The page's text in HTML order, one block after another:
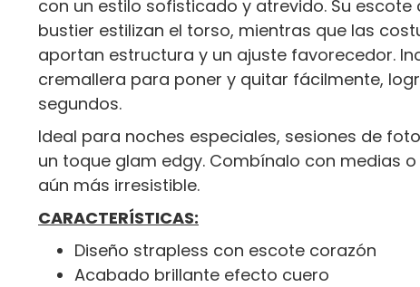
con un estilo sofisticado y atrevido. Su
bustier estilizan el torso, mientras que las
aportan estructura y un ajuste favorecedor.
cremallera para poner y quitar fácilmente,
segundos.
Ideal para noches especiales, sesiones de
un toque glam edgy. Combínalo con medias
aún más irresistible.
CARACTERÍSTICAS:
Diseño strapless con escote corazón
Acabado brillante efecto cuero